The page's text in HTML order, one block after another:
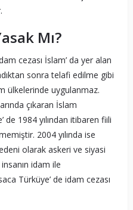
Mı?
cezası İslam’ da yer alan
sonra telafi edilme gibi
ülkelerinde uygulanmaz.
çıkaran İslam
de 1984 yılından itibaren fiili
2004 yılında ise
olarak askeri ve siyasi
idam ile
Türküye’ de idam cezası